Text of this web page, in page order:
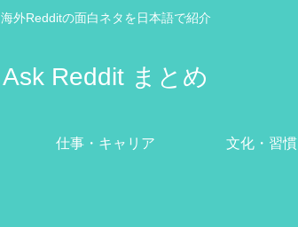
海外Redditの面白ネタを日本語で紹介
Ask Reddit まとめ
仕事・キャリア 文化・習慣